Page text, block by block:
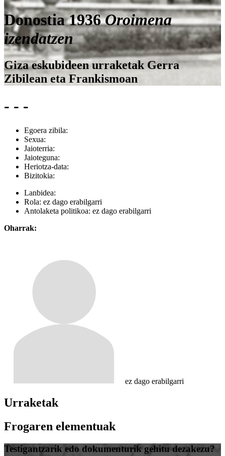
Donostia 1936Oroimena
izendatzen
Giza eskubideen urraketak Gerra
Zibilean eta Frankismoan
- - -
Egoera zibila:
Sexua:
Jaioterria:
Jaioteguna:
Heriotza-data:
Bizitokia:
Lanbidea:
Rola: ez dago erabilgarri
Antolaketa politikoa: ez dago erabilgarri
Oharrak:
ez dago erabilgarri
Urraketak
Frogaren elementuak
Testigantzarik edo dokumenturik gehitu dezakezu?